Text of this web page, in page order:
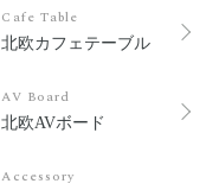
Cafe Table
北欧カフェテーブル
AV Board
北欧AVボード
Accessory